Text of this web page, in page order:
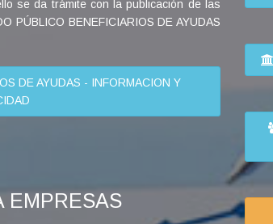
se da trámite con la publicación de las
PÚBLICO BENEFICIARIOS DE AYUDAS
DE AYUDAS - INFORMACION Y
EMPRESAS